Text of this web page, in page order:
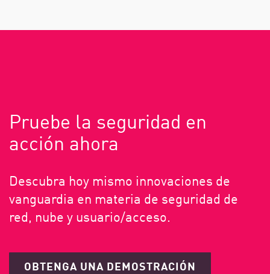
Pruebe la seguridad en
acción ahora
Descubra hoy mismo innovaciones de
vanguardia en materia de seguridad de
red, nube y usuario/acceso.
OBTENGA UNA DEMOSTRACIÓN